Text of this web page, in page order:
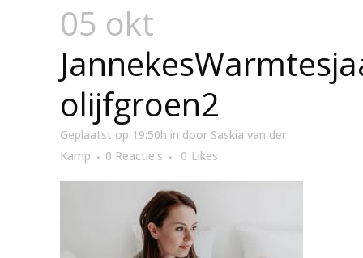
05 okt
olijfgroen2
Geplaatst op 19:50h in door Saskia van der
Kamp
0 Reactie's 0 Likes